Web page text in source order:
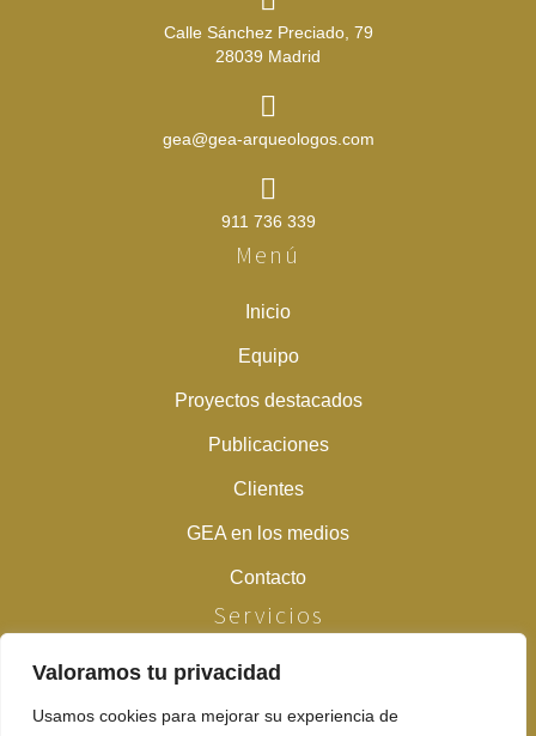
Valoramos tu privacidad
Usamos cookies para mejorar su experiencia de
Calle Sánchez Preciado, 79
28039 Madrid
gea@gea-arqueologos.com
911 736 339
Menú
Inicio
Equipo
Proyectos destacados
Publicaciones
Clientes
GEA en los medios
Contacto
Servicios
Estudios previos
Prospecciones arqueológicas y paleontológicas